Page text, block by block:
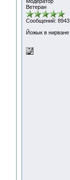
Ветеран
Сообщений: 8943
Йожык в нирване